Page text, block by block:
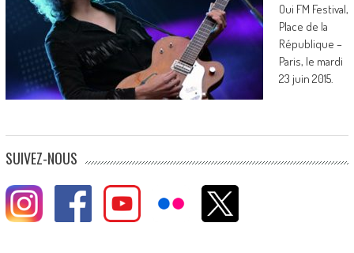
Oui FM Festival,
Place de la
République –
Paris, le mardi
23 juin 2015.
SUIVEZ-NOUS